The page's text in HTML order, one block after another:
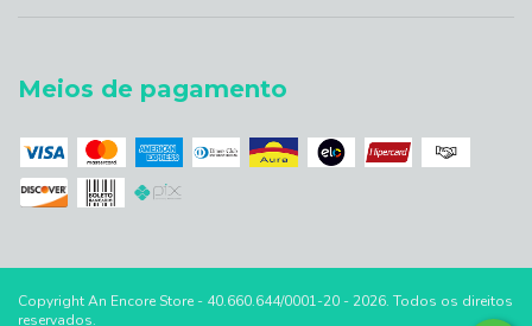
Meios de pagamento
Copyright An Encore Store - 40.660.644/0001-20 - 2026. Todos os direitos
reservados.